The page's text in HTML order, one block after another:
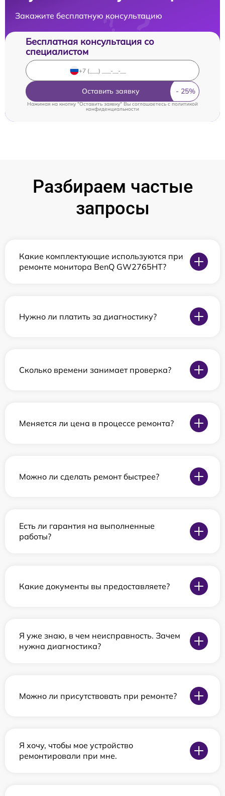
Закажите бесплатную консультацию
Бесплатная консультация со
специалистом
Оставить заявку
Нажимая на кнопку "Оставить заявку" Вы соглашаетесь c политикой
конфиденциальности
Разбираем частые
запросы
Какие комплектующие используются при
ремонте монитора BenQ GW2765HT?
Нужно ли платить за диагностику?
Сколько времени занимает проверка?
Меняется ли цена в процессе ремонта?
Можно ли сделать ремонт быстрее?
Есть ли гарантия на выполненные
работы?
Какие документы вы предоставляете?
Я уже знаю, в чем неисправность. Зачем
нужна диагностика?
Можно ли присутствовать при ремонте?
Я хочу, чтобы мое устройство
ремонтировали при мне.